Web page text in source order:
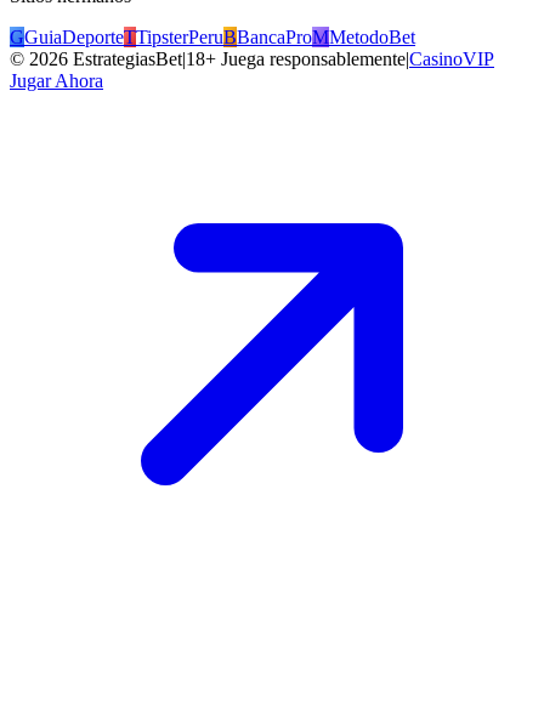
GGuiaDeporteTTipsterPeruBBancaProMMetodoBet
© 2026 EstrategiasBet|18+ Juega responsablemente|CasinoVIP
Jugar Ahora